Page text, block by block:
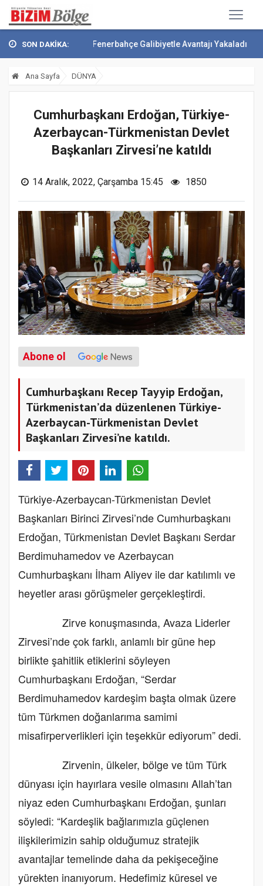
SON DAKİKA:
Attı Fenerbahçe Galibiyetle Avantajı Yakaladı Çekmeköy
Ana Sayfa DÜNYA
Cumhurbaşkanı Erdoğan, Türkiye-
Azerbaycan-Türkmenistan Devlet
Başkanları Zirvesi’ne katıldı
14 Aralık, 2022, Çarşamba 15:45 1850
Abone ol
Cumhurbaşkanı Recep Tayyip Erdoğan,
Türkmenistan’da düzenlenen Türkiye-
Azerbaycan-Türkmenistan Devlet
Başkanları Zirvesi’ne katıldı.
Türkiye-Azerbaycan-Türkmenistan Devlet
Başkanları Birinci Zirvesi’nde Cumhurbaşkanı
Erdoğan, Türkmenistan Devlet Başkanı Serdar
Berdimuhamedov ve Azerbaycan
Cumhurbaşkanı İlham Aliyev ile dar katılımlı ve
heyetler arası görüşmeler gerçekleştirdi.
Zirve konuşmasında, Avaza Liderler
Zirvesi’nde çok farklı, anlamlı bir güne hep
birlikte şahitlik etiklerini söyleyen
Cumhurbaşkanı Erdoğan, “Serdar
Berdimuhamedov kardeşim başta olmak üzere
tüm Türkmen doğanlarıma samimi
misafirperverlikleri için teşekkür ediyorum” dedi.
Zirvenin, ülkeler, bölge ve tüm Türk
dünyası için hayırlara vesile olmasını Allah’tan
niyaz eden Cumhurbaşkanı Erdoğan, şunları
söyledi: “Kardeşlik bağlarımızla güçlenen
ilişkilerimizin sahip olduğumuz stratejik
avantajlar temelinde daha da pekişeceğine
yürekten inanıyorum. Hedefimiz küresel ve